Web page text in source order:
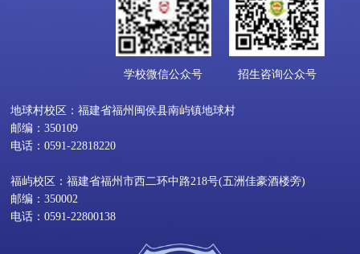
学校微信公众号 招生咨询公众号
地球村校区：福建省福州闽侯县南屿镇地球村
邮编：350109
电话：0591-22818220
福屿校区：福建省福州市西二环中路218号(五洲佳豪酒楼旁)
邮编：350002
电话：0591-22800138